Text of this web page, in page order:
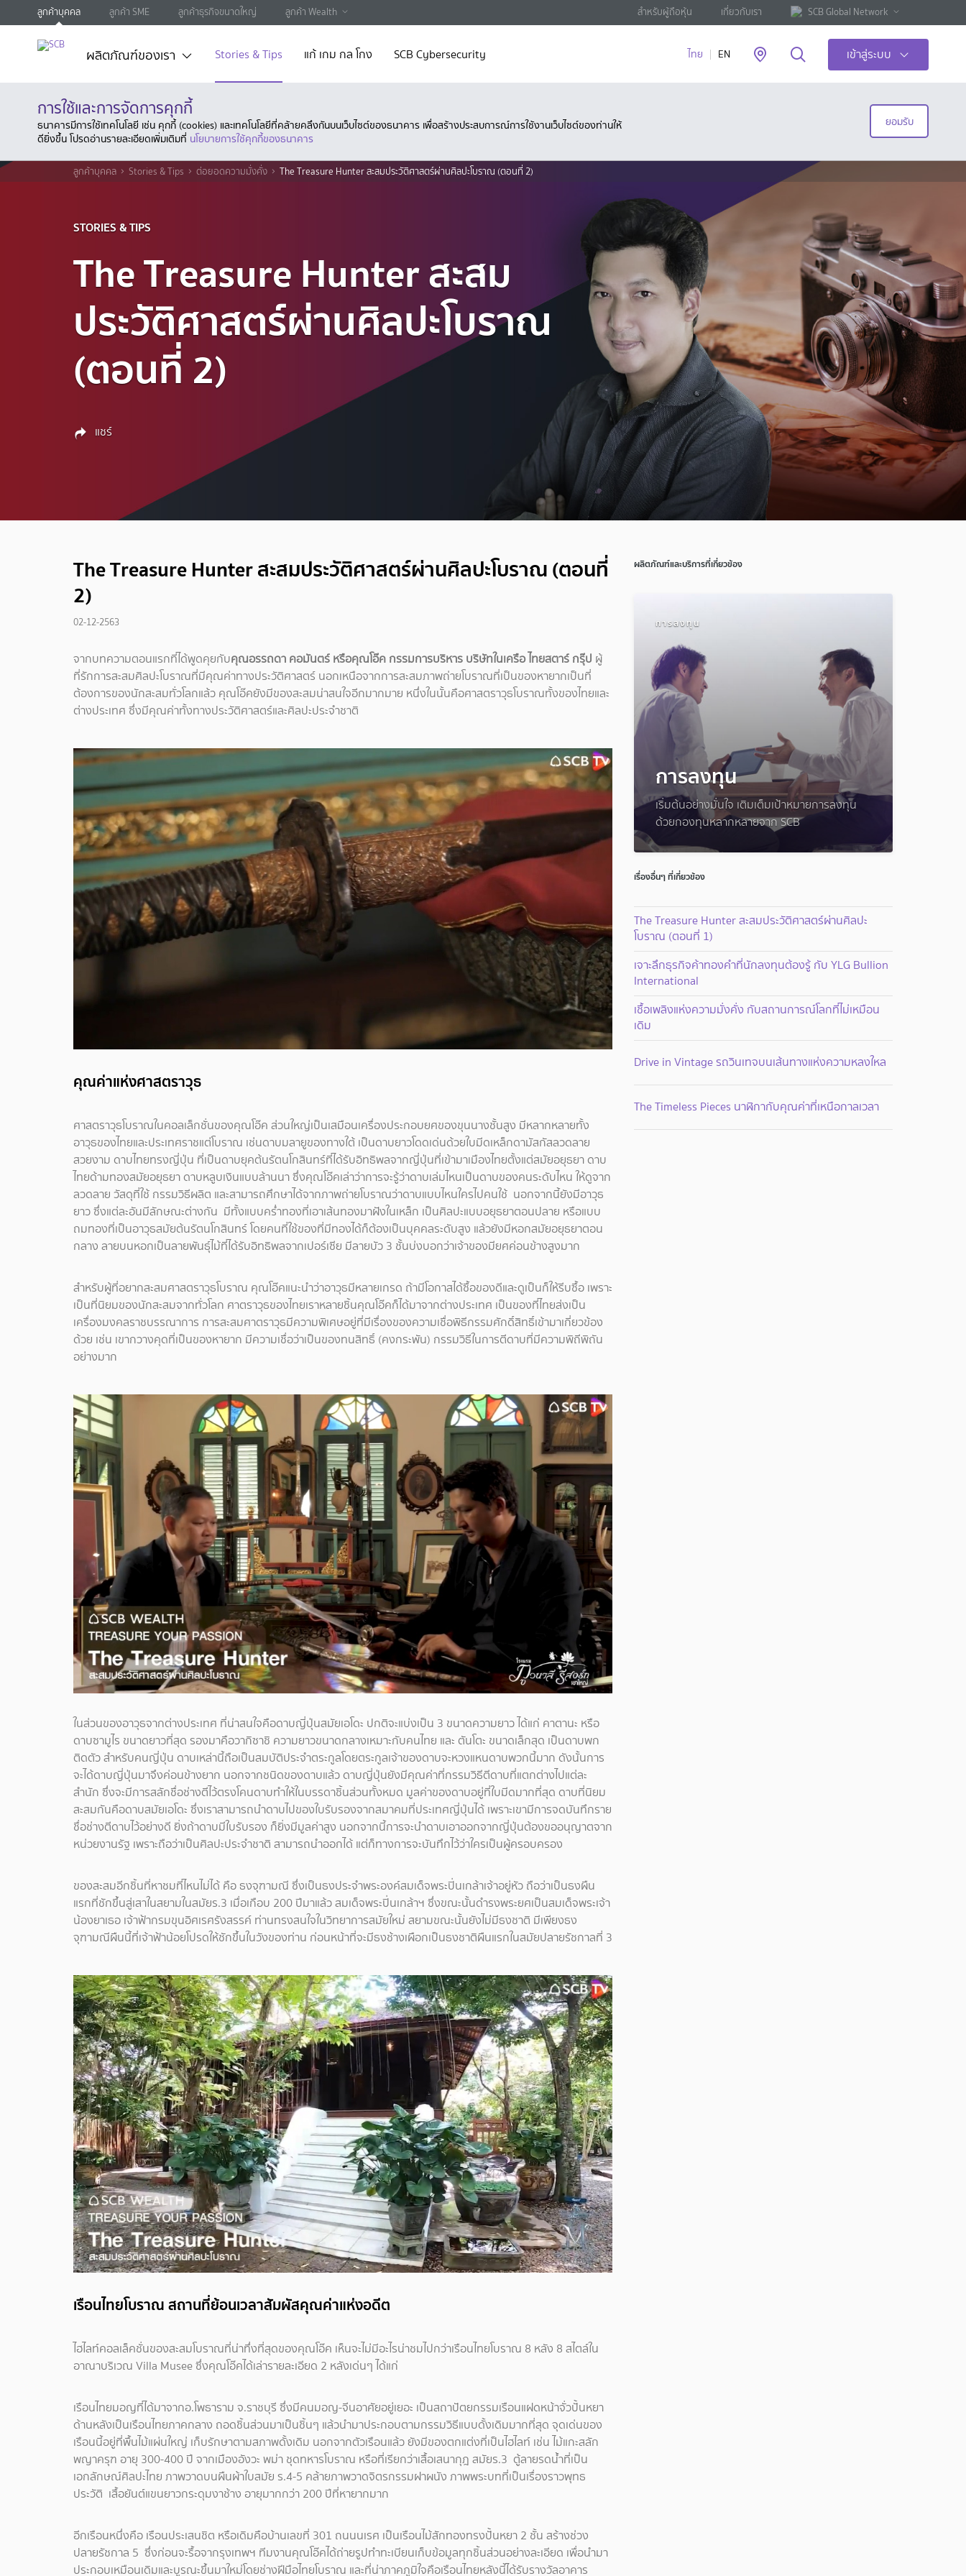
ลูกค้าบุคคล ลูกค้า SME ลูกค้าธุรกิจขนาดใหญ่ ลูกค้า Wealth สำหรับผู้ถือหุ้น เกี่ยวกับเรา SCB Global Network
ผลิตภัณฑ์ของเรา Stories & Tips แก้ เกม กล โกง SCB Cybersecurity ไทย EN เข้าสู่ระบบ
การใช้และการจัดการคุกกี้
ธนาคารมีการใช้เทคโนโลยี เช่น คุกกี้ (cookies) และเทคโนโลยีที่คล้ายคลึงกันบนเว็บไซต์ของธนาคาร เพื่อสร้างประสบการณ์การใช้งานเว็บไซต์ของท่านให้
ดียิ่งขึ้น โปรดอ่านรายละเอียดเพิ่มเติมที่ นโยบายการใช้คุกกี้ของธนาคาร
ยอมรับ
ลูกค้าบุคคล Stories & Tips ต่อยอดความมั่งคั่ง The Treasure Hunter สะสมประวัติศาสตร์ผ่านศิลปะโบราณ (ตอนที่ 2)
STORIES & TIPS
The Treasure Hunter สะสม
ประวัติศาสตร์ผ่านศิลปะโบราณ
(ตอนที่ 2)
แชร์
The Treasure Hunter สะสมประวัติศาสตร์ผ่านศิลปะโบราณ (ตอนที่
2)
02-12-2563
จากบทความตอนแรกที่ได้พูดคุยกับคุณอรรถดา คอมันตร์ หรือคุณโอ๊ค กรรมการบริหาร บริษัทในเครือ ไทยสตาร์ กรุ๊ป ผู้
ที่รักการสะสมศิลปะโบราณที่มีคุณค่าทางประวัติศาสตร์ นอกเหนือจากการสะสมภาพถ่ายโบราณที่เป็นของหายากเป็นที่
ต้องการของนักสะสมทั่วโลกแล้ว คุณโอ๊คยังมีของสะสมน่าสนใจอีกมากมาย หนึ่งในนั้นคือศาสตราวุธโบราณทั้งของไทยและ
ต่างประเทศ ซึ่งมีคุณค่าทั้งทางประวัติศาสตร์และศิลปะประจำชาติ
คุณค่าแห่งศาสตราวุธ
ศาสตราวุธโบราณในคอลเล็กชั่นของคุณโอ๊ค ส่วนใหญ่เป็นเสมือนเครื่องประกอบยศของขุนนางชั้นสูง มีหลากหลายทั้ง
อาวุธของไทยและประเทศราชแต่โบราณ เช่นดาบมลายูของทางใต้ เป็นดาบยาวโดดเด่นด้วยใบมีดเหล็กดามัสกัสลวดลาย
สวยงาม ดาบไทยทรงญี่ปุ่น ที่เป็นดาบยุคต้นรัตนโกสินทร์ที่ได้รับอิทธิพลจากญี่ปุ่นที่เข้ามาเมืองไทยตั้งแต่สมัยอยุธยา ดาบ
ไทยด้ามทองสมัยอยุธยา ดาบหลูบเงินแบบล้านนา ซึ่งคุณโอ๊คเล่าว่าการจะรู้ว่าดาบเล่มไหนเป็นดาบของคนระดับไหน ให้ดูจาก
ลวดลาย วัสดุที่ใช้ กรรมวิธีผลิต และสามารถศึกษาได้จากภาพถ่ายโบราณว่าดาบแบบไหนใครไปคนใช้ นอกจากนี้ยังมีอาวุธ
ยาว ซึ่งแต่ละอันมีลักษณะต่างกัน มีทั้งแบบคร่ำทองที่เอาเส้นทองมาฝังในเหล็ก เป็นศิลปะแบบอยุธยาตอนปลาย หรือแบบ
ถมทองที่เป็นอาวุธสมัยต้นรัตนโกสินทร์ โดยคนที่ใช้ของที่มีทองได้ก็ต้องเป็นบุคคลระดับสูง แล้วยังมีหอกสมัยอยุธยาตอน
กลาง ลายบนหอกเป็นลายพันธุ์ไม้ที่ได้รับอิทธิพลจากเปอร์เซีย มีลายบัว 3 ชั้นบ่งบอกว่าเจ้าของมียศค่อนข้างสูงมาก
สำหรับผู้ที่อยากสะสมศาสตราวุธโบราณ คุณโอ๊คแนะนำว่าอาวุธมีหลายเกรด ถ้ามีโอกาสได้ซื้อของดีและดูเป็นก็ให้รีบซื้อ เพราะ
เป็นที่นิยมของนักสะสมจากทั่วโลก ศาตราวุธของไทยเราหลายชิ้นคุณโอ๊คก็ได้มาจากต่างประเทศ เป็นของที่ไทยส่งเป็น
เครื่องมงคลราชบรรณาการ การสะสมศาตราวุธมีความพิเศษอยู่ที่มีเรื่องของความเชื่อพิธีกรรมศักดิ์สิทธิ์เข้ามาเกี่ยวข้อง
ด้วย เช่น เขากวางคุดที่เป็นของหายาก มีความเชื่อว่าเป็นของทนสิทธิ์ (คงกระพัน) กรรมวิธีในการตีดาบที่มีความพิถีพิถัน
อย่างมาก
ในส่วนของอาวุธจากต่างประเทศ ที่น่าสนใจคือดาบญี่ปุ่นสมัยเอโดะ ปกติจะแบ่งเป็น 3 ขนาดความยาว ได้แก่ คาตานะ หรือ
ดาบซามูไร ขนาดยาวที่สุด รองมาคือวากิซาชิ ความยาวขนาดกลางเหมาะกับคนไทย และ ตันโตะ ขนาดเล็กสุด เป็นดาบพก
ติดตัว สำหรับคนญี่ปุ่น ดาบเหล่านี้ถือเป็นสมบัติประจำตระกูลโดยตระกูลเจ้าของดาบจะหวงแหนดาบพวกนี้มาก ดังนั้นการ
จะได้ดาบญี่ปุ่นมาจึงค่อนข้างยาก นอกจากชนิดของดาบแล้ว ดาบญี่ปุ่นยังมีคุณค่าที่กรรมวิธีตีดาบที่แตกต่างไปแต่ละ
สำนัก ซึ่งจะมีการสลักชื่อช่างตีไว้ตรงโคนดาบทำให้ในบรรดาชิ้นส่วนทั้งหมด มูลค่าของดาบอยู่ที่ใบมีดมากที่สุด ดาบที่นิยม
สะสมกันคือดาบสมัยเอโดะ ซึ่งเราสามารถนำดาบไปของใบรับรองจากสมาคมที่ประเทศญี่ปุ่นได้ เพราะเขามีการจดบันทึกราย
ชื่อช่างตีดาบไว้อย่างดี ยิ่งถ้าดาบมีใบรับรอง ก็ยิ่งมีมูลค่าสูง นอกจากนี้การจะนำดาบเอาออกจากญี่ปุ่นต้องขออนุญาตจาก
หน่วยงานรัฐ เพราะถือว่าเป็นศิลปะประจำชาติ สามารถนำออกได้ แต่ก็ทางการจะบันทึกไว้ว่าใครเป็นผู้ครอบครอง
ของสะสมอีกชิ้นที่หาชมที่ไหนไม่ได้ คือ ธงจุฑามณี ซึ่งเป็นธงประจำพระองค์สมเด็จพระปิ่นเกล้าเจ้าอยู่หัว ถือว่าเป็นธงผืน
แรกที่ชักขึ้นสู่เสาในสยามในสมัยร.3 เมื่อเกือบ 200 ปีมาแล้ว สมเด็จพระปิ่นเกล้าฯ ซึ่งขณะนั้นดำรงพระยศเป็นสมเด็จพระเจ้า
น้องยาเธอ เจ้าฟ้ากรมขุนอิศเรศรังสรรค์ ท่านทรงสนใจในวิทยาการสมัยใหม่ สยามขณะนั้นยังไม่มีธงชาติ มีเพียงธง
จุฑามณีผืนนี้ที่เจ้าฟ้าน้อยโปรดให้ชักขึ้นในวังของท่าน ก่อนหน้าที่จะมีธงช้างเผือกเป็นธงชาติผืนแรกในสมัยปลายรัชกาลที่ 3
เรือนไทยโบราณ สถานที่ย้อนเวลาสัมผัสคุณค่าแห่งอดีต
ไฮไลท์คอลเล็คชั่นของสะสมโบราณที่น่าทึ่งที่สุดของคุณโอ๊ค เห็นจะไม่มีอะไรน่าชมไปกว่าเรือนไทยโบราณ 8 หลัง 8 สไตล์ใน
อาณาบริเวณ Villa Musee ซึ่งคุณโอ๊คได้เล่ารายละเอียด 2 หลังเด่นๆ ได้แก่
เรือนไทยมอญที่ได้มาจากอ.โพธาราม จ.ราชบุรี ซึ่งมีคนมอญ-จีนอาศัยอยู่เยอะ เป็นสถาปัตยกรรมเรือนแฝดหน้าจั่วปั้นหยา
ด้านหลังเป็นเรือนไทยภาคกลาง ถอดชิ้นส่วนมาเป็นชิ้นๆ แล้วนำมาประกอบตามกรรมวิธีแบบดั้งเดิมมากที่สุด จุดเด่นของ
เรือนนี้อยู่ที่พื้นไม้แผ่นใหญ่ เก็บรักษาตามสภาพดั้งเดิม นอกจากตัวเรือนแล้ว ยังมีของตกแต่งที่เป็นไฮไลท์ เช่น ไม้แกะสลัก
พญาครุฑ อายุ 300-400 ปี จากเมืองอังวะ พม่า ชุดทหารโบราณ หรือที่เรียกว่าเสื้อเสนากุฎ สมัยร.3 ตู้ลายรดน้ำที่เป็น
เอกลักษณ์ศิลปะไทย ภาพวาดบนผืนผ้าใบสมัย ร.4-5 คล้ายภาพวาดจิตรกรรมฝาผนัง ภาพพระบทที่เป็นเรื่องราวพุทธ
ประวัติ เสื้อยันต์แขนยาวกระดุมงาช้าง อายุมากกว่า 200 ปีที่หายากมาก
อีกเรือนหนึ่งคือ เรือนประเสนชิต หรือเดิมคือบ้านเลขที่ 301 ถนนนเรศ เป็นเรือนไม้สักทองทรงปั้นหยา 2 ชั้น สร้างช่วง
ปลายรัชกาล 5 ซึ่งก่อนจะรื้อจากรุงเทพฯ ทีมงานคุณโอ๊คได้ถ่ายรูปทำทะเบียนเก็บข้อมูลทุกชิ้นส่วนอย่างละเอียด เพื่อนำมา
ประกอบเหมือนเดิมและบูรณะขึ้นมาใหม่โดยช่างฝีมือไทยโบราณ และที่น่าภาคภูมิใจคือเรือนไทยหลังนี้ได้รับรางวัลอาคาร
ผลิตภัณฑ์และบริการที่เกี่ยวข้อง
การลงทุน
การลงทุน
เริ่มต้นอย่างมั่นใจ เติมเต็มเป้าหมายการลงทุน
ด้วยกองทุนหลากหลายจาก SCB
เรื่องอื่นๆ ที่เกี่ยวข้อง
The Treasure Hunter สะสมประวัติศาสตร์ผ่านศิลปะ
โบราณ (ตอนที่ 1)
เจาะลึกธุรกิจค้าทองคำที่นักลงทุนต้องรู้ กับ YLG Bullion
International
เชื้อเพลิงแห่งความมั่งคั่ง กับสถานการณ์โลกที่ไม่เหมือน
เดิม
Drive in Vintage รถวินเทจบนเส้นทางแห่งความหลงใหล
The Timeless Pieces นาฬิกากับคุณค่าที่เหนือกาลเวลา